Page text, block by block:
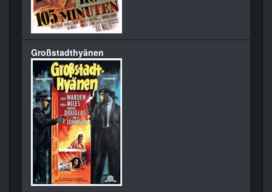
Großstadthyänen